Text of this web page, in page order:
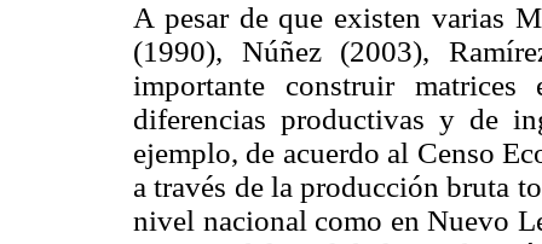
A pesar de que existen varias
(1990), Núñez (2003),
importante construir
diferencias productivas y de
ejemplo, de acuerdo al Censo
a través de la producción bruta
nivel nacional como en Nuevo